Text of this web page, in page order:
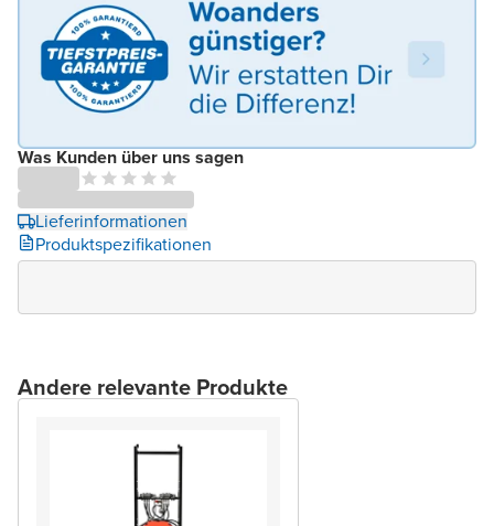
Was Kunden über uns sagen
Lieferinformationen
Produktspezifikationen
Andere relevante Produkte